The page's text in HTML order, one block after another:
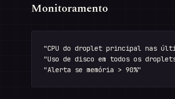
Monitoramento
"CPU do droplet principal nas
"Uso de disco em todos os